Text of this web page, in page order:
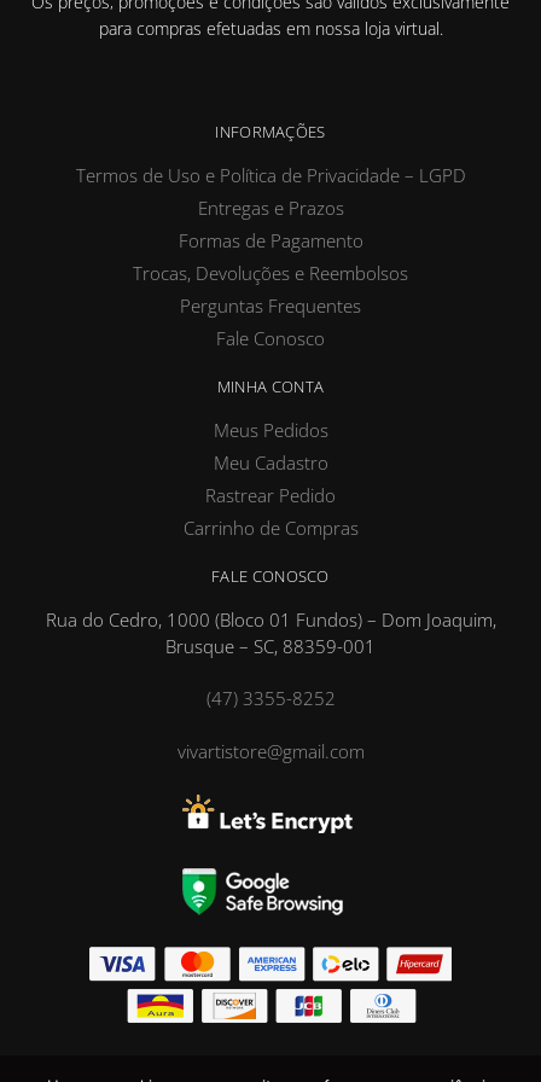
para compras efetuadas em nossa loja virtual.
INFORMAÇÕES
Termos de Uso e Política de Privacidade – LGPD
Entregas e Prazos
Formas de Pagamento
Trocas, Devoluções e Reembolsos
Perguntas Frequentes
Fale Conosco
MINHA CONTA
Meus Pedidos
Meu Cadastro
Rastrear Pedido
Carrinho de Compras
FALE CONOSCO
Rua do Cedro, 1000 (Bloco 01 Fundos) – Dom Joaquim,
Brusque – SC, 88359-001
(47) 3355-8252
vivartistore@gmail.com